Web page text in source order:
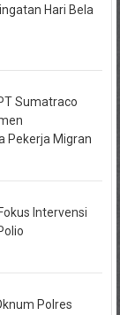
Hari Bela
Sumatraco
Pekerja Migran
Intervensi
Polres